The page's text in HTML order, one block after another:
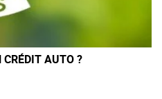
CRÉDIT AUTO ?